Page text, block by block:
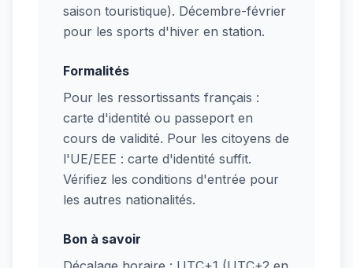
saison touristique). Décembre-février
pour les sports d'hiver en station.
Formalités
Pour les ressortissants français :
carte d'identité ou passeport en
cours de validité. Pour les citoyens de
l'UE/EEE : carte d'identité suffit.
Vérifiez les conditions d'entrée pour
les autres nationalités.
Bon à savoir